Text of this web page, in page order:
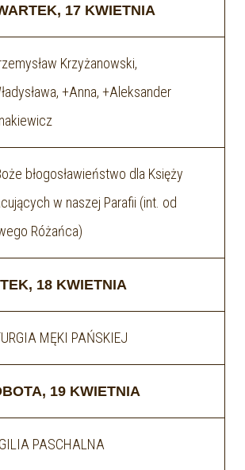
17 KWIETNIA
Krzyżanowski,
+Anna, +Aleksander
błogosławieństwo dla Księży
w naszej Parafii (int. od
Różańca)
18 KWIETNIA
MĘKI PAŃSKIEJ
19 KWIETNIA
PASCHALNA